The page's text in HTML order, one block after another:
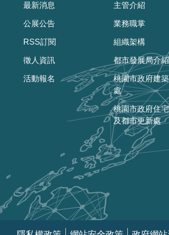
最新消息
公展公告
RSS訂閱
徵人資訊
活動報名
主管介紹
業務職掌
組織架構
都市發展局介紹
桃園市政府建
處
桃園市政府住
及都市更新處